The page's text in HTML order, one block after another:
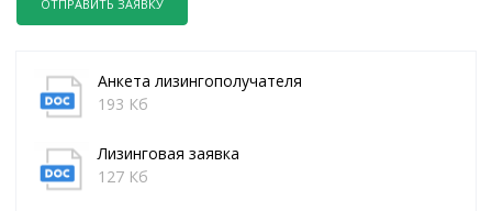
ОТПРАВИТЬ ЗАЯВКУ
Анкета лизингополучателя
193 Кб
Лизинговая заявка
127 Кб